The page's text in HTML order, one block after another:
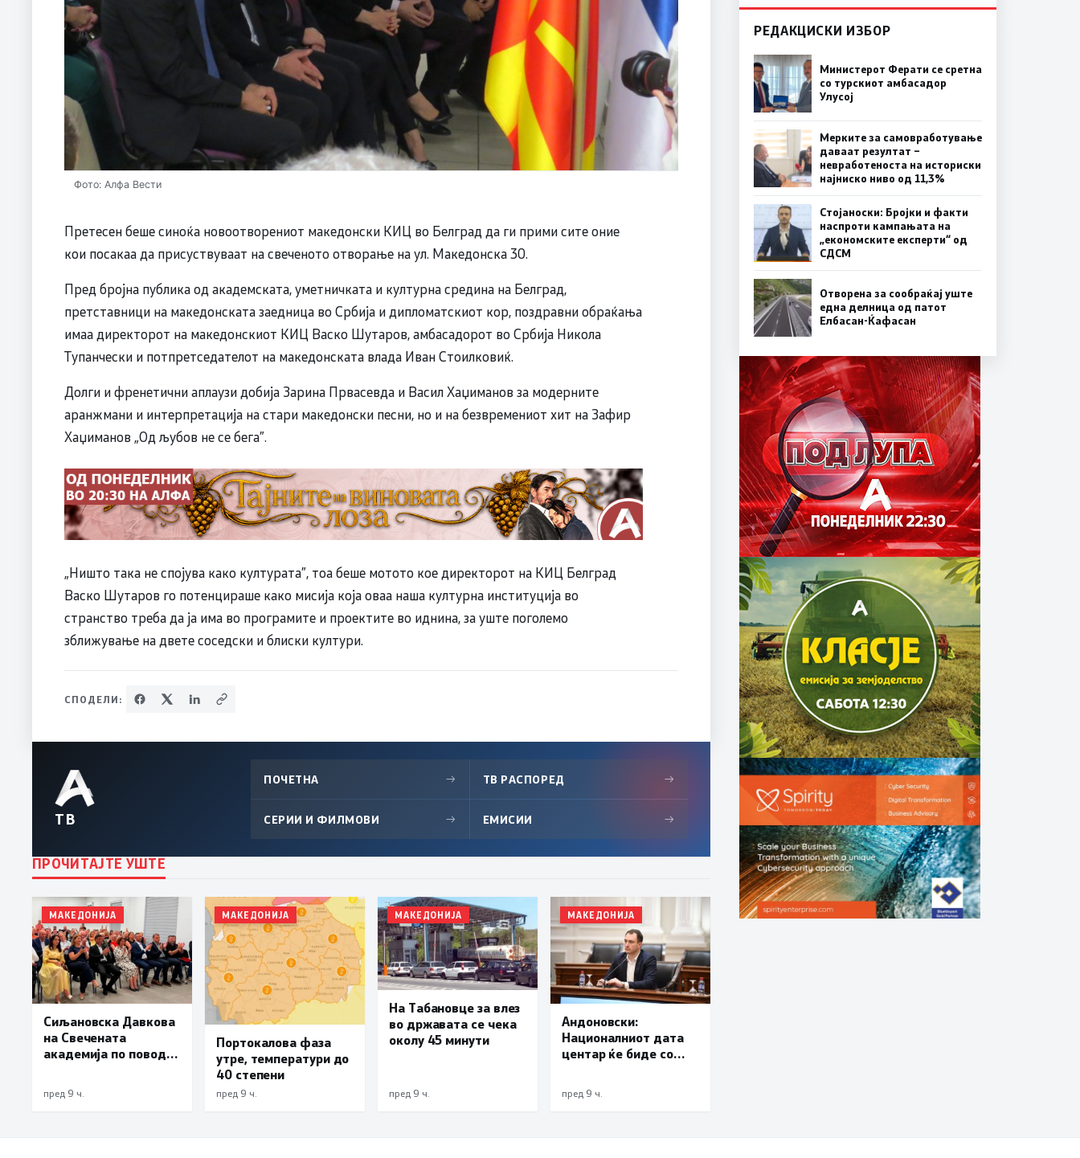
Фото: Алфа Вести
Претесен беше синоќа новоотворениот македонски КИЦ во Белград да ги прими сите оние
кои посакаа да присуствуваат на свеченото отворање на ул. Македонска 30.
Пред бројна публика од академската, уметничката и културна средина на Белград,
претставници на македонската заедница во Србија и дипломатскиот кор, поздравни обраќања
имаа директорот на македонскиот КИЦ Васко Шутаров, амбасадорот во Србија Никола
Тупанчески и потпретседателот на македонската влада Иван Стоилковиќ.
Долги и френетични аплаузи добија Зарина Првасевда и Васил Хаџиманов за модерните
аранжмани и интерпретација на стари македонски песни, но и на безвремениот хит на Зафир
Хаџиманов „Од љубов не се бега”.
„Ништо така не спојува како културата”, тоа беше мотото кое директорот на КИЦ Белград
Васко Шутаров го потенцираше како мисија која оваа наша културна институција во
странство треба да ја има во програмите и проектите во иднина, за уште поголемо
зближување на двете соседски и блиски култури.
СПОДЕЛИ:
ТВ
ПОЧЕТНА → ТВ РАСПОРЕД →
СЕРИИ И ФИЛМОВИ → ЕМИСИИ →
ПРОЧИТАЈТЕ УШТЕ
МАКЕДОНИЈА
Сиљановска Давкова
на Свечената
академија по повод
пред 9 ч.
МАКЕДОНИЈА
Портокалова фаза
утре, температури до
40 степени
пред 9 ч.
МАКЕДОНИЈА
На Табановце за влез
во државата се чека
околу 45 минути
пред 9 ч.
МАКЕДОНИЈА
Андоновски:
Националниот дата
центар ќе биде со
исклучиво за
пред 9 ч.
РЕДАКЦИСКИ ИЗБОР
Министерот Ферати се сретна
со турскиот амбасадор
Улусој
Мерките за самовработување
даваат резултат –
невработеноста на историски
најниско ниво од 11,3%
Стојаноски: Бројки и факти
наспроти кампањата на
„економските експерти“ од
СДСM
Отворена за сообраќај уште
една делница од патот
Елбасан-Ќафасан